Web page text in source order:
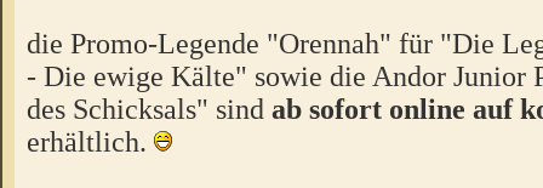
die Promo-Legende "Orennah" für "Die
- Die ewige Kälte" sowie die Andor Junior
des Schicksals" sind ab sofort online auf
erhältlich.